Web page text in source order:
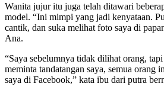
Wanita jujur itu juga telah ditawari
model. “Ini mimpi yang jadi kenyataan.
cantik, dan suka melihat foto saya di
Ana.
“Saya sebelumnya tidak dilihat orang,
meminta tandatangan saya, semua orang
saya di Facebook,” kata ibu dari putra